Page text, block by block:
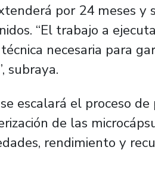
por 24 meses y
“El trabajo a
necesaria para
subraya.
escalará el proceso
de las
rendimiento y